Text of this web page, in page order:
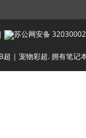
苏公网安备
| 宠物彩超. 拥有笔